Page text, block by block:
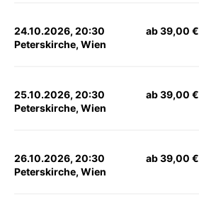
24.10.2026, 20:30
Peterskirche, Wien
ab 39,00 €
25.10.2026, 20:30
Peterskirche, Wien
ab 39,00 €
26.10.2026, 20:30
Peterskirche, Wien
ab 39,00 €